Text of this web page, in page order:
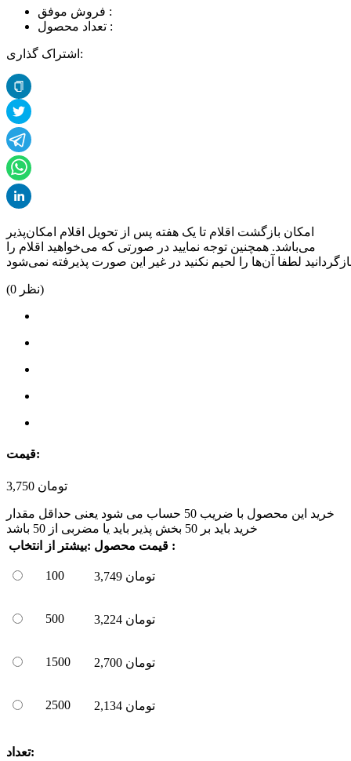
فروش موفق :
تعداد محصول :
اشتراک گذاری:
امکان بازگشت اقلام تا یک هفته پس از تحویل اقلام امکان‌پذیر
می‌باشد. همچنین توجه نمایید در صورتی که می‌خواهید اقلام را
(0 نظر)
قیمت:
3,750 تومان
خرید این محصول با ضریب 50 حساب می شود یعنی حداقل مقدار
خرید باید بر 50 بخش پذیر باید یا مضربی از 50 باشد
انتخاب
بیشتر از: قیمت محصول :
100 3,749 تومان
500 3,224 تومان
1500 2,700 تومان
2500 2,134 تومان
تعداد: